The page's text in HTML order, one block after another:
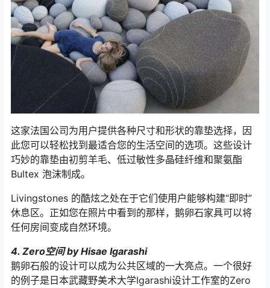
这家法国公司为用户提供各种尺寸和形状的靠垫选择，因
此您可以轻松找到最适合您的生活空间的选项。这些设计
巧妙的靠垫由初剪羊毛、低过敏性多晶硅纤维和聚氨酯
Bultex 泡沫制成。
Livingstones 的酷炫之处在于它们使用户能够构建“即时”
休息区。正如您在照片中看到的那样，鹅卵石家具可以将
任何房间变成自然环境。
4. Zero空间 by Hisae Igarashi
鹅卵石般的设计可以成为公共区域的一大亮点。一个很好
的例子是日本武藏野美术大学Igarashi设计工作室的Zero